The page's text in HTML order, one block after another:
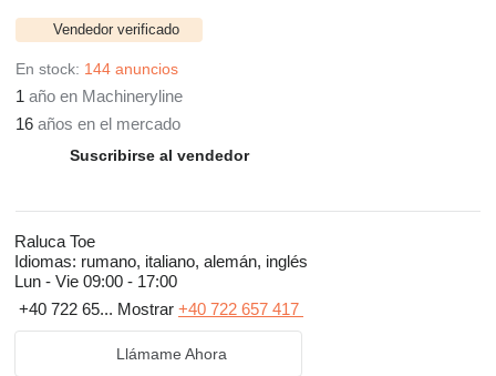
Vendedor verificado
En stock: 144 anuncios
1 año en Machineryline
16 años en el mercado
Suscribirse al vendedor
Raluca Toe
Idiomas: rumano, italiano, alemán, inglés
Lun - Vie 09:00 - 17:00
+40 722 65... Mostrar +40 722 657 417
Llámame Ahora